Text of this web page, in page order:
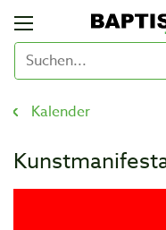
Kalender